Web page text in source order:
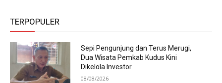
TERPOPULER
Sepi Pengunjung dan Terus Merugi,
Dua Wisata Pemkab Kudus Kini
Dikelola Investor
08/08/2026